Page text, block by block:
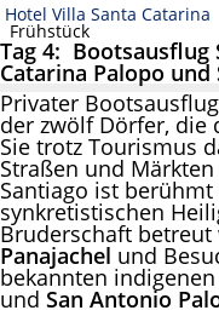
Hotel Villa Santa Catarina
Frühstück
Tag 4: Bootsausflug
Catarina Palopo
Privater
der zwölf Dörfer, die
Sie trotz Tourismus
Straßen und
Santiago ist
synkretistischen
Bruderschaft betreut
Panajachel und
bekannten
und San Antonio